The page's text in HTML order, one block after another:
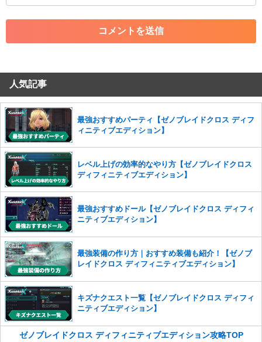
・アカウントの売買など金銭が絡む内容の投稿
・各ゲームのネタバレを含む内容の投稿
・その他、管理者が不適切と判断した投稿
コメントの削除を申請する
せていただきます。ご了承ください。
※一度削除したコメントは復元ができませんのでご注意くだ
さい。
また、過度な利用規約の違反や、弊社に損害の及ぶ内容の書き込みがあ
った場合は、法的措置をとらせていただく場合もございますので、あら
かじめご理解くださいませ。
人気記事
最強おすすめパーティ【ゼノブレイドクロス ディフ
ィニティブエディション】
レベル上げの効率的なやり方【ゼノブレイドクロス
ディフィニティブエディション】
最強おすすめドール【ゼノブレイドクロス ディフィ
ニティブエディション】
最強装備の作り方｜おすすめ装備も紹介！【ゼノブ
レイドクロス ディフィニティブエディション】
キズナクエスト一覧【ゼノブレイドクロス ディフィ
ニティブエディション】
ゼノブレイドクロス ディフィニティブエディション攻略TOP